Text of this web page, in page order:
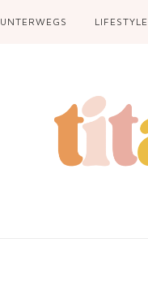
UNTERWEGS LIFESTYLE